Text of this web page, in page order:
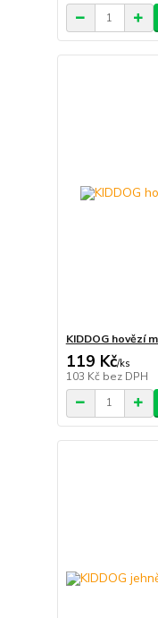
KIDDOG hovězí
119 Kč/ks
103 Kč bez DPH